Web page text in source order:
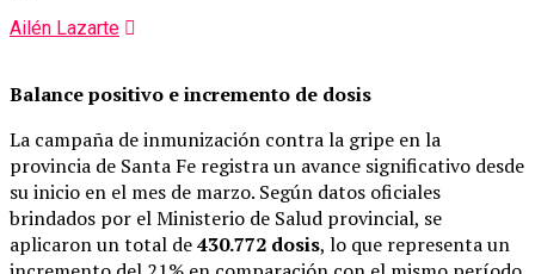
Ailén Lazarte
Balance positivo e incremento de dosis
La campaña de inmunización contra la gripe en la
provincia de Santa Fe registra un avance significativo desde
su inicio en el mes de marzo. Según datos oficiales
brindados por el Ministerio de Salud provincial, se
aplicaron un total de430.772 dosis, lo que representa un